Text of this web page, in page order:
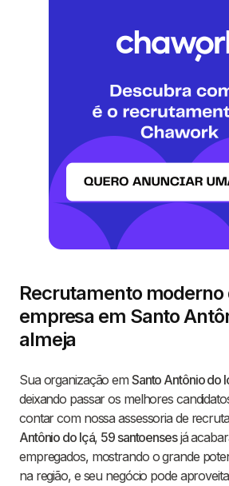
Recrutamento moderno
empresa em Santo
almeja
Sua organização em Santo Antônio do
deixando passar os melhores
contar com nossa assessoria de
Antônio do Içá, 59 santoensesjá
empregados, mostrando o grande
na região, e seu negócio pode